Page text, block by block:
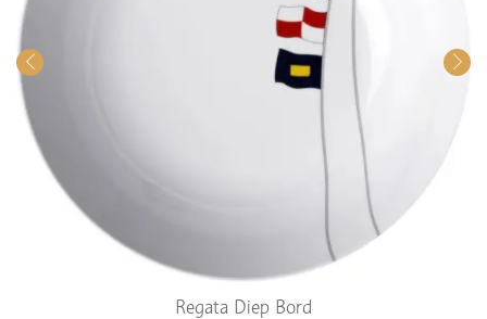
Regata Diep Bord